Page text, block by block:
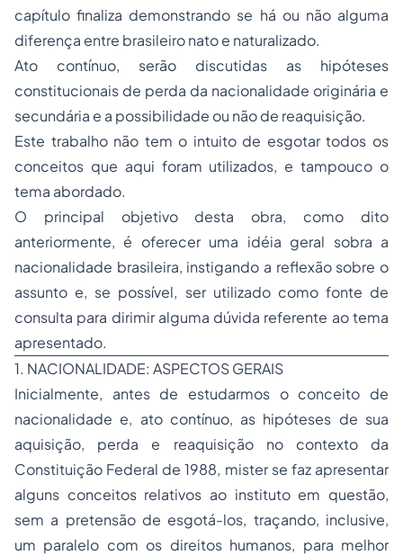
capítulo finaliza demonstrando se há ou não alguma
diferença entre brasileiro nato e naturalizado.
Ato contínuo, serão discutidas as hipóteses
constitucionais de perda da nacionalidade originária e
secundária e a possibilidade ou não de reaquisição.
Este trabalho não tem o intuito de esgotar todos os
conceitos que aqui foram utilizados, e tampouco o
tema abordado.
O principal objetivo desta obra, como dito
anteriormente, é oferecer uma idéia geral sobra a
nacionalidade brasileira, instigando a reflexão sobre o
assunto e, se possível, ser utilizado como fonte de
consulta para dirimir alguma dúvida referente ao tema
apresentado.
1. NACIONALIDADE: ASPECTOS GERAIS
Inicialmente, antes de estudarmos o conceito de
nacionalidade e, ato contínuo, as hipóteses de sua
aquisição, perda e reaquisição no contexto da
Constituição Federal de 1988, mister se faz apresentar
alguns conceitos relativos ao instituto em questão,
sem a pretensão de esgotá-los, traçando, inclusive,
um paralelo com os direitos humanos, para melhor